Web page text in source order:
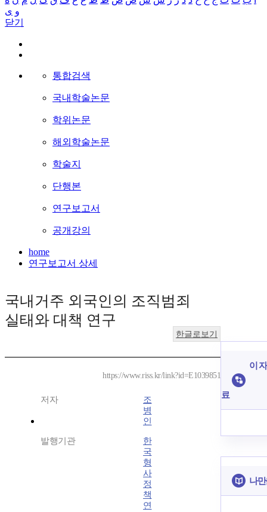
و ی
닫기
통합검색
국내학술논문
학위논문
해외학술논문
학술지
단행본
연구보고서
공개강의
home
연구보고서 상세
국내거주 외국인의 조직범죄
실태와 대책 연구
한글로보기
https://www.riss.kr/link?id=E1039851
저자
조
병
인
발행기관
한
국
형
사
정
책
연
이
료
나